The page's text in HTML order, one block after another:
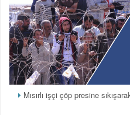
Mısırlı işçi çöp presine